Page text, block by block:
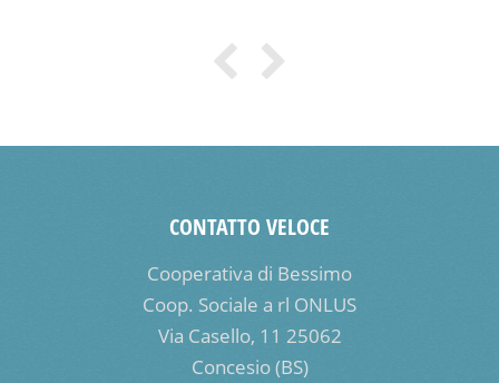
CONTATTO VELOCE
Cooperativa di Bessimo
Coop. Sociale a rl ONLUS
Via Casello, 11 25062
Concesio (BS)